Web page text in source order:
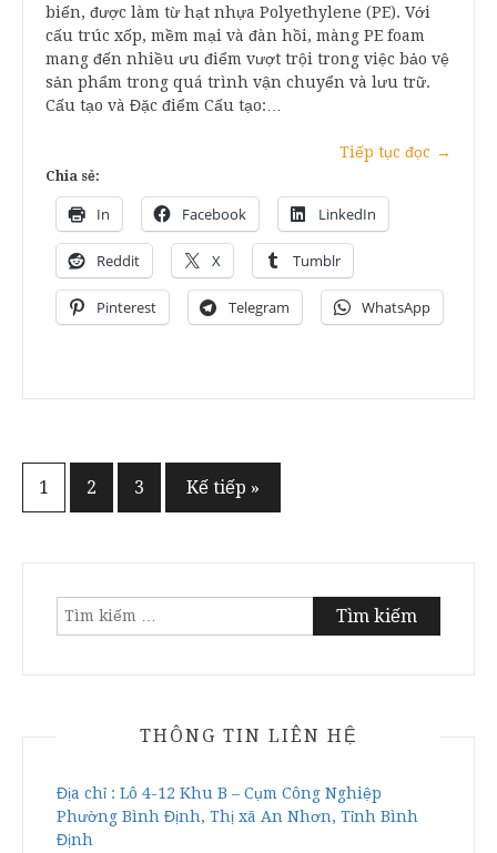
biến, được làm từ hạt nhựa Polyethylene (PE). Với
cấu trúc xốp, mềm mại và đàn hồi, màng PE foam
mang đến nhiều ưu điểm vượt trội trong việc bảo vệ
sản phẩm trong quá trình vận chuyển và lưu trữ.
Cấu tạo và Đặc điểm Cấu tạo:…
Tiếp tục đọc →
Chia sẻ:
In Facebook LinkedIn
Reddit X Tumblr
Pinterest Telegram WhatsApp
Phân
viết
1 2 3 Kế tiếp »
Tìm
THÔNG TIN LIÊN HỆ
Địa chỉ : Lô 4-12 Khu B – Cụm Công Nghiệp
Phường Bình Định, Thị xã An Nhơn, Tỉnh Bình
Định